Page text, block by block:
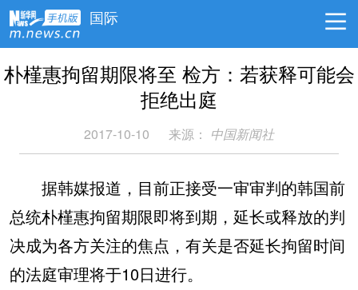
国际
朴槿惠拘留期限将至 检方：若获释可能会
拒绝出庭
2017-10-10 来源： 中国新闻社
据韩媒报道，目前正接受一审审判的韩国前
总统朴槿惠拘留期限即将到期，延长或释放的判
决成为各方关注的焦点，有关是否延长拘留时间
的法庭审理将于10日进行。